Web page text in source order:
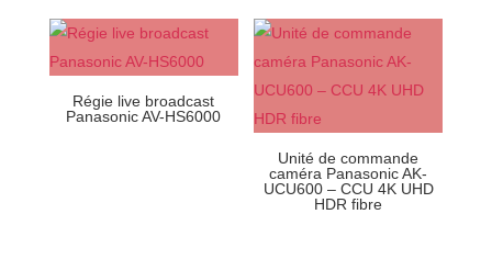
Régie live broadcast
Panasonic AV-HS6000
Unité de commande
caméra Panasonic AK-
UCU600 – CCU 4K UHD
HDR fibre